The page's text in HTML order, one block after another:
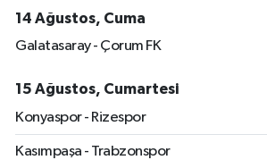
14 Ağustos, Cuma
Galatasaray - Çorum FK
15 Ağustos, Cumartesi
Konyaspor - Rizespor
Kasımpaşa - Trabzonspor